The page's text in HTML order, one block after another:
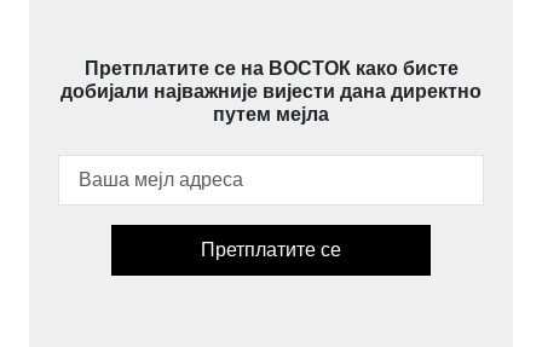
Претплатите се на ВОСТОК како бисте
добијали најважније вијести дана директно
путем мејла
Претплатите се